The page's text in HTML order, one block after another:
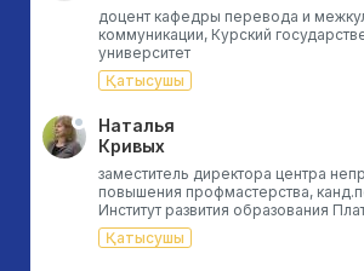
доцент кафедры перевода и
коммуникации, Курский
университет
Қатысушы
Наталья
Кривых
заместитель директора центра
повышения профмастерства,
Институт развития образования
Қатысушы